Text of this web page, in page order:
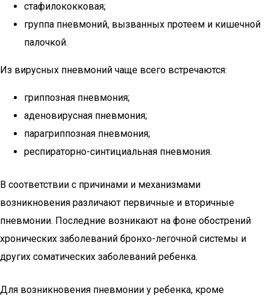
стафилококковая;
группа пневмоний, вызванных протеем и кишечной
палочкой.
Из вирусных пневмоний чаще всего встречаются:
гриппозная пневмония;
аденовирусная пневмония;
парагриппозная пневмония;
респираторно-синтициальная пневмония.
В соответствии с причинами и механизмами
возникновения различают первичные и вторичные
пневмонии. Последние возникают на фоне обострений
хронических заболеваний бронхо-легочной системы и
других соматических заболеваний ребенка.
Для возникновения пневмонии у ребенка, кроме